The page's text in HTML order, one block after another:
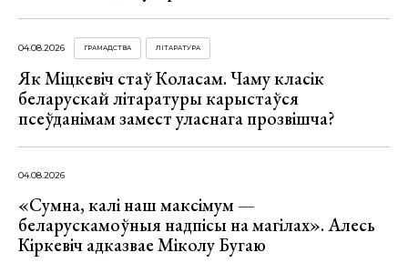
04.08.2026 ГРАМАДСТВА ЛІТАРАТУРА
Як Міцкевіч стаў Коласам. Чаму класік
беларускай літаратуры карыстаўся
псеўданімам замест уласнага прозвішча?
04.08.2026
«Сумна, калі наш максімум —
беларускамоўныя надпісы на магілах». Алесь
Кіркевіч адказвае Міколу Бугаю